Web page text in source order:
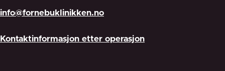
info@fornebuklinikken.no
Kontaktinformasjon etter operasjon